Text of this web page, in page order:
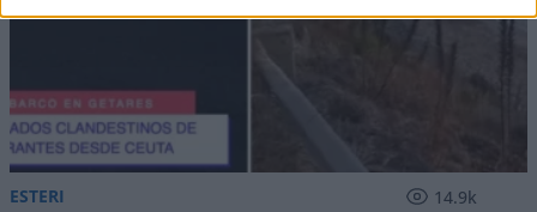
ESTERI 14.9k